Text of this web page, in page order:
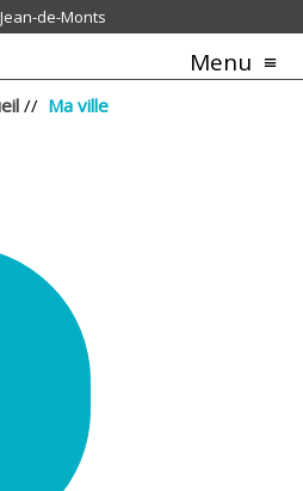
de-Monts
Menu
// Ma ville